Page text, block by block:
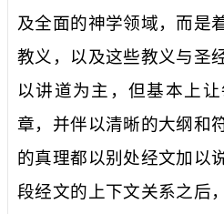
及全面的神学领域，而是
教义，以及这些教义与圣
以讲道为主，但基本上
章，并伴以清晰的大纲和
的真理都以别处经文加以
段经文的上下文关系之后